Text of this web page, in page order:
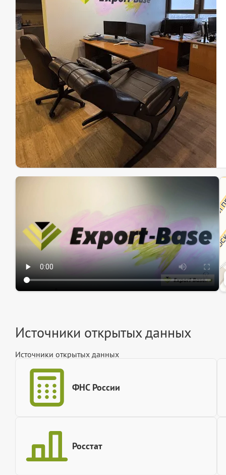
Источники открытых данных
Источники открытых данных
ФНС России
Росстат